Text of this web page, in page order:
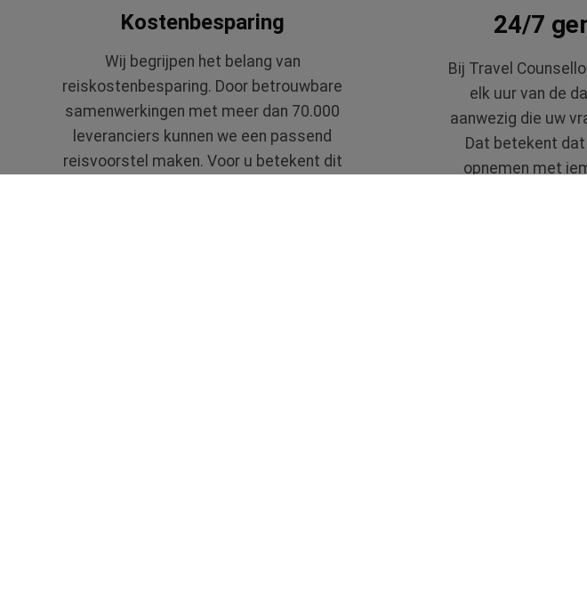
Kostenbesparing
Wij begrijpen het belang van
reiskostenbesparing. Door betrouwbare
samenwerkingen met meer dan 70.000
leveranciers kunnen we een passend
reisvoorstel maken. Voor u betekent dit
24/7
Bij Travel
elk uur van de
aanwezig die uw
Dat betekent
opnemen met